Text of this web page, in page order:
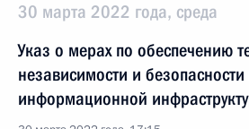
30 марта 2022 года, среда
Указ о мерах по обеспечению
независимости и
информационной